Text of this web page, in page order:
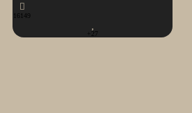
16149
+27